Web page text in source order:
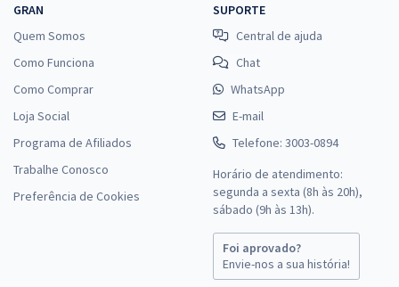
GRAN
Quem Somos
Como Funciona
Como Comprar
Loja Social
Programa de Afiliados
Trabalhe Conosco
Preferência de Cookies
SUPORTE
Central de ajuda
Chat
WhatsApp
E-mail
Telefone: 3003-0894
Horário de atendimento:
segunda a sexta (8h às 20h),
sábado (9h às 13h).
Foi aprovado?
Envie-nos a sua história!